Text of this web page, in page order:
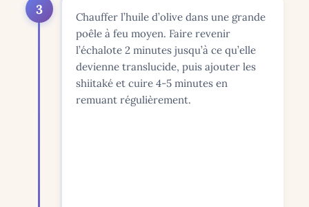
3
Chauffer l’huile d’olive dans une grande
poêle à feu moyen. Faire revenir
l’échalote 2 minutes jusqu’à ce qu’elle
devienne translucide, puis ajouter les
shiitaké et cuire 4-5 minutes en
remuant régulièrement.